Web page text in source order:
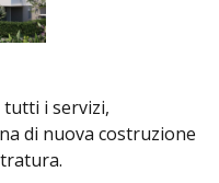
tutti i servizi,
di nuova costruzione